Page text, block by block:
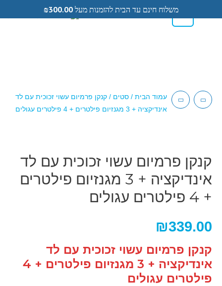
0584433104
עמוד הבית/ סטים / קנקן פרמיום עשוי זכוכית עם לד
אינדיקציה + 3 מגנזיום פילטרים + 4 פילטרים עגולים
קנקן פרמיום עשוי זכוכית עם לד
אינדיקציה + 3 מגנזיום פילטרים
+ 4 פילטרים עגולים
₪339.00
קנקן פרמיום עשוי זכוכית עם לד
אינדיקציה + 3 מגנזיום פילטרים + 4
פילטרים עגולים
משלוח חינם עד הבית להזמנות מעל ₪300.00